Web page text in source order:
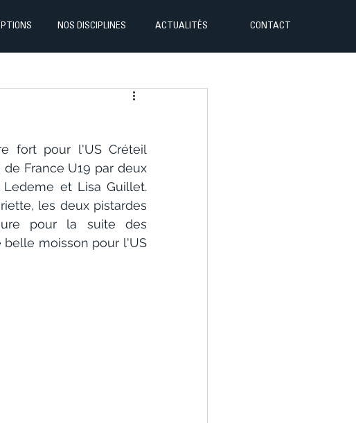
NOS DISCIPLINES ACTUALITÉS CONTACT
fort pour l'US Créteil
France U19 par deux
et Lisa Guillet.
les deux pistardes
pour la suite des
moisson pour l'US